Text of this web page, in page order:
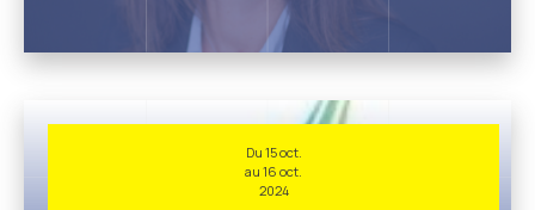
Du 15 oct.
au 16 oct.
2024